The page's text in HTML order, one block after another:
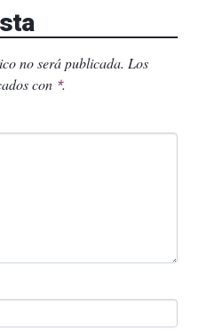
no será publicada. Los
con *.